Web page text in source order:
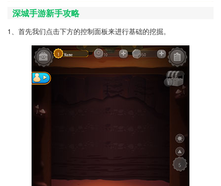
深城手游新手攻略
1、首先我们点击下方的控制面板来进行基础的挖掘。